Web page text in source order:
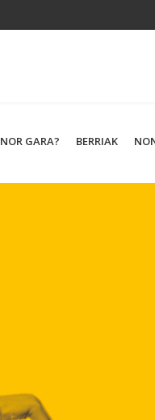
NOR GARA? BERRIAK